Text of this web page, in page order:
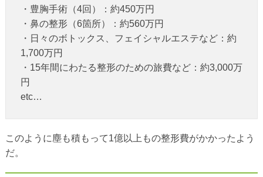
・豊胸手術（4回）：約450万円
・鼻の整形（6箇所）：約560万円
・日々のボトックス、フェイシャルエステなど：約
1,700万円
・15年間にわたる整形のための旅費など：約3,000万
円
etc…
このように塵も積もって1億以上もの整形費がかかったよう
だ。